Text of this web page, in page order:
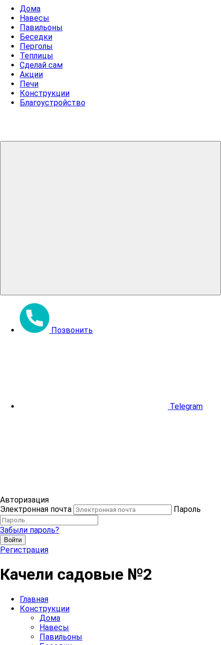
Дома
Навесы
Павильоны
Беседки
Перголы
Теплицы
Сделай сам
Акции
Печи
Конструкции
Благоустройство
Позвонить
Telegram
Авторизация
Электронная почта
Пароль
Забыли пароль?
Войти
Регистрация
Качели садовые №2
Главная
Конструкции
Дома
Навесы
Павильоны